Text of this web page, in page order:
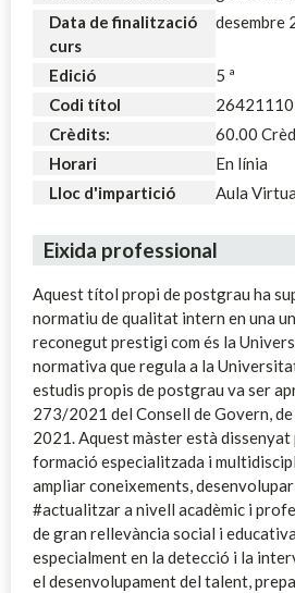
Data de finalització
curs
desembre
Edició
5 ª
Codi títol
26421110
Crèdits:
60.00
Horari
En línia
Lloc d'impartició
Aula
Eixida professional
Aquest títol propi de postgrau ha
normatiu de qualitat intern en una
reconegut prestigi com és la
normativa que regula a la
estudis propis de postgrau va ser
273/2021 del Consell de Govern,
2021. Aquest màster està
formació especialitzada i
ampliar coneixements,
#actualitzar a nivell acadèmic i
de gran rellevància social i
especialment en la detecció i la
el desenvolupament del talent,